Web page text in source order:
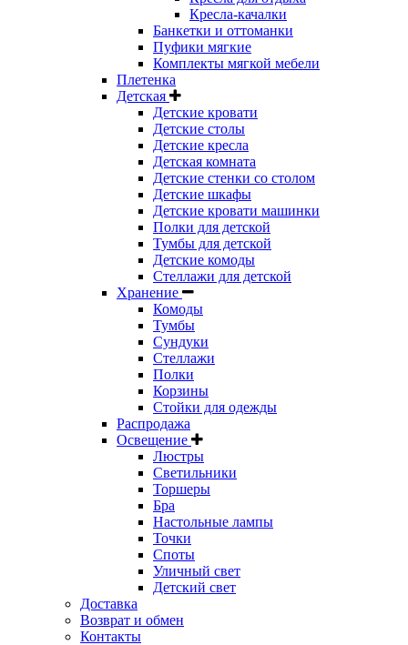
Кресла-качалки
Банкетки и оттоманки
Пуфики мягкие
Комплекты мягкой мебели
Плетенка
Детская
Детские кровати
Детские столы
Детские кресла
Детская комната
Детские стенки со столом
Детские шкафы
Детские кровати машинки
Полки для детской
Тумбы для детской
Детские комоды
Стеллажи для детской
Хранение
Комоды
Тумбы
Сундуки
Стеллажи
Полки
Корзины
Стойки для одежды
Распродажа
Освещение
Люстры
Светильники
Торшеры
Бра
Настольные лампы
Точки
Споты
Уличный свет
Детский свет
Доставка
Возврат и обмен
Контакты